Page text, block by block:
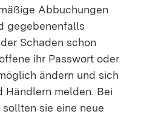
Abbuchungen
gegebenenfalls
Schaden schon
ihr Passwort oder
ändern und sich
Händlern melden. Bei
sie eine neue